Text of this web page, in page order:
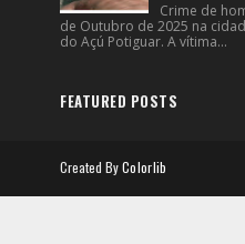
Crime de
de Outubro de 2025 na
do Açú Potiguar. A vítima...
FEATURED POSTS
Created ByColorlib